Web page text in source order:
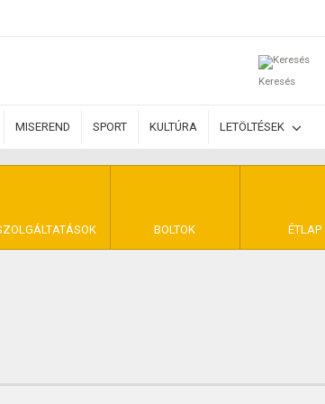
Keresés
MISEREND SPORT KULTÚRA LETÖLTÉSEK
BOLTOK ÉTLAP
FELTÉTELEK